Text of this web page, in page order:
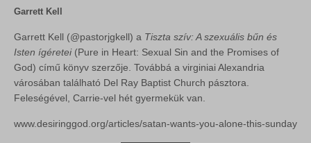
Garrett Kell
Garrett Kell (@pastorjgkell) a Tiszta szív: A szexuális bűn és
Isten ígéretei(Pure in Heart: Sexual Sin and the Promises of
God) című könyv szerzője. Továbbá a virginiai Alexandria
városában található Del Ray Baptist Church pásztora.
Feleségével, Carrie-vel hét gyermekük van.
www.desiringgod.org/articles/satan-wants-you-alone-this-sunday